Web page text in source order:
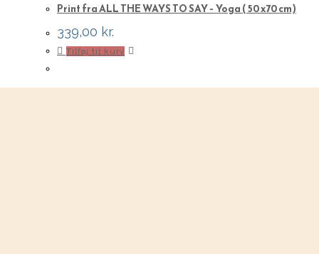
Print fra ALL THE WAYS TO SAY – Yoga ( 50 x70 cm)
339,00 kr.
Tilføj til kurv